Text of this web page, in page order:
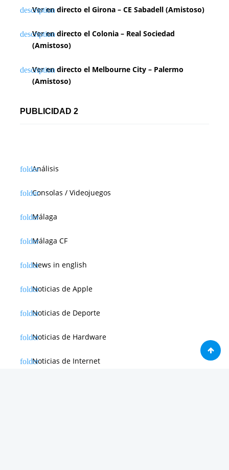
Ver en directo el Girona – CE Sabadell (Amistoso)
Ver en directo el Colonia – Real Sociedad
(Amistoso)
Ver en directo el Melbourne City – Palermo
(Amistoso)
PUBLICIDAD 2
Análisis
Consolas / Videojuegos
Málaga
Málaga CF
News in english
Noticias de Apple
Noticias de Deporte
Noticias de Hardware
Noticias de Internet